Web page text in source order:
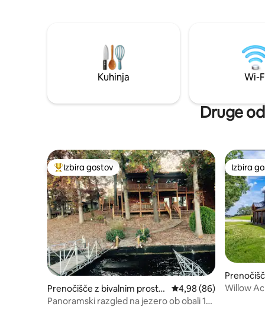
ogrevati za 50 USD na dan – če želite
ogrevan bazen, nas morate obvestiti 24
ur pred prihodom.
na
roba
Kuhinja Wi-
Druge
Najbolj priljubljena prenočišča z značko »Izbira gostov«
Izbira gostov
Prenočišče z bivalnim prosto
rom v mestu Sunrise Beach
Povprečna ocena: 4,98
4,98 (86)
Panoramski razgled na jezero ob obali 10
Izbira
Izbira
om v
Willow